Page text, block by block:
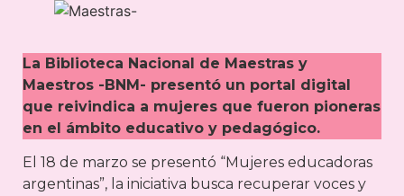
La Biblioteca Nacional de Maestras y
Maestros -BNM- presentó un portal digital
que reivindica a mujeres que fueron pioneras
en el ámbito educativo y pedagógico.
El 18 de marzo se presentó “Mujeres educadoras
argentinas”, la iniciativa busca recuperar voces y